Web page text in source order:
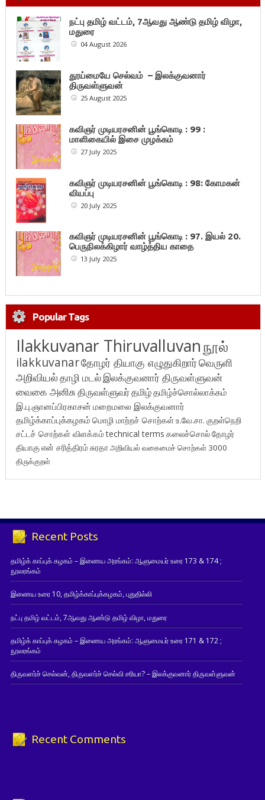
நட்பு தமிழ் வட்டம், 7ஆவது ஆண்டு தமிழ் விழா,
மதுரை
04 August 2026
தூய்மையே செல்வம் – இலக்குவனார்
திருவள்ளுவன்
25 August 2025
கவிஞர் முடியரசனின் பூங்கொடி : 99 :
மாளிகையில் இசை முழக்கம்
27 July 2025
கவிஞர் முடியரசனின் பூங்கொடி : 98: கோமகன்
வியப்பு
20 July 2025
கவிஞர் முடியரசனின் பூங்கொடி : 97. இயல் 20.
பெருநிலக்கிழார் வாழ்த்திய காதை
13 July 2025
Popular Tags
Ilakkuvanar Thiruvalluvanநூல்
ilakkuvanarதோழர் தியாகு எழுதுகிறார்வெருளி
அறிவியல்தாழி மடல்இலக்குவனார் திருவள்ளுவன்
வைகை அனிசுதிருவள்ளுவர்தமிழ்தமிழ்ச்சொல்லாக்கம்
இ.பு.ஞானப்பிரகாசன் மறைமலை இலக்குவனார்
தமிழ்க்காப்புக்கழகம் மொழி மாற்றச் சொற்கள்உ.வே.சா. குறள்நெறி
சட்டச் சொற்கள் விளக்கம்technical terms கலைச்சொல்தோழர்
தியாகுஎன் சரித்திரம்சுரதாஅறிவியல் வகைமைச் சொற்கள் 3000
திருக்குறள்
Recent Posts
தமிழ்க் காப்புக் கழகம் – இணைய அரங்கம்: ஆளுமையர் உரை 173 & 174 ;
நூலரங்கம்
இணைய உரை 10, தமிழ்க்காப்புக்கழகம், புதுதில்லி
நட்பு தமிழ் வட்டம், 7ஆவது ஆண்டு தமிழ் விழா, மதுரை
தமிழ்க் காப்புக் கழகம் – இணைய அரங்கம்: ஆளுமையர் உரை 171 & 172 ;
நூலரங்கம்
திருவளர்ச் செல்வன், திருவளர்ச் செல்வி சரியா? – இலக்குவனார் திருவள்ளுவன்
Recent Comments